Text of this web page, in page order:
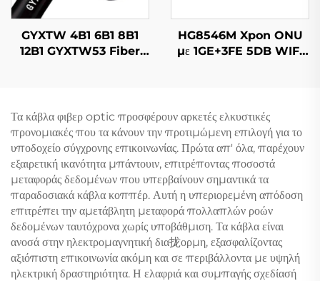
GYXTW 4B1 6B1 8B1
12B1 GYXTW53 Fiber
HG8546M Xpon ONU
με 1GE+3FE 5DB WIFI
Τα κάβλα φιβερ optic προσφέρουν αρκετές ελκυστικές
προνομιακές που τα κάνουν την προτιμώμενη επιλογή για το
υποδοχείο σύγχρονης επικοινωνίας. Πρώτα απ' όλα, παρέχουν
εξαιρετική ικανότητα μπάντουιν, επιτρέποντας ποσοστά
μεταφοράς δεδομένων που υπερβαίνουν σημαντικά τα
παραδοσιακά κάβλα κοππέρ. Αυτή η υπεριορεμένη απόδοση
επιτρέπει την αμετάβλητη μεταφορά πολλαπλών ροών
δεδομένων ταυτόχρονα χωρίς υποβάθμιση. Τα κάβλα είναι
ανοσά στην ηλεκτρομαγνητική δια拢ορμη, εξασφαλίζοντας
αξιόπιστη επικοινωνία ακόμη και σε περιβάλλοντα με υψηλή
ηλεκτρική δραστηριότητα. Η ελαφριά και συμπαγής σχεδίασή